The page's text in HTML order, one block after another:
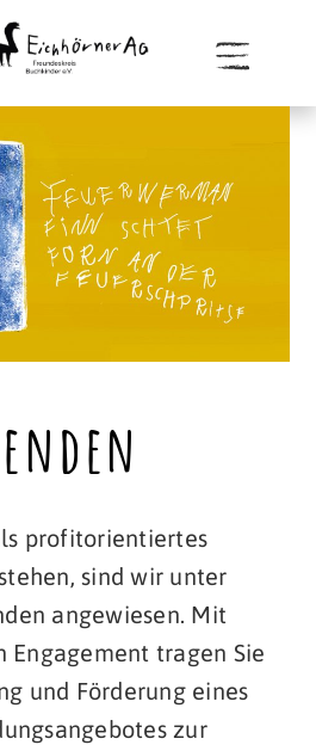
profitorientiertes
sind wir unter
angewiesen. Mit
tragen Sie
und Förderung eines
zur